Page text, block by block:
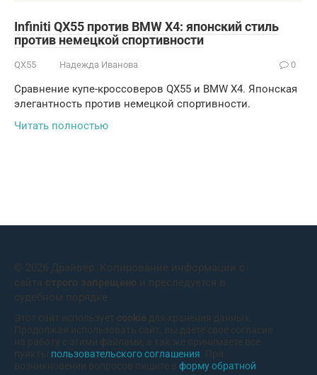
Infiniti QX55 против BMW X4: японский стиль
против немецкой спортивности
QX55 Надежда Иванова 0
Сравнение купе-кроссоверов QX55 и BMW X4. Японская
элегантность против немецкой спортивности.
Читать полностью
© 2026 Драйвер. Копирование информации с
сайта строго запрещено и преследуется в
судебном порядке
Этот сайт использует cookie для хранения данных.
Продолжая использовать сайт, вы даете свое согласие
на работу с этими файлами, а так же принимаете все
пункты пользовательского соглашения . При
возникновении вопросов пишите в форму обратной